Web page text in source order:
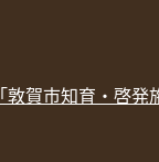
「敦賀市知育・啓発